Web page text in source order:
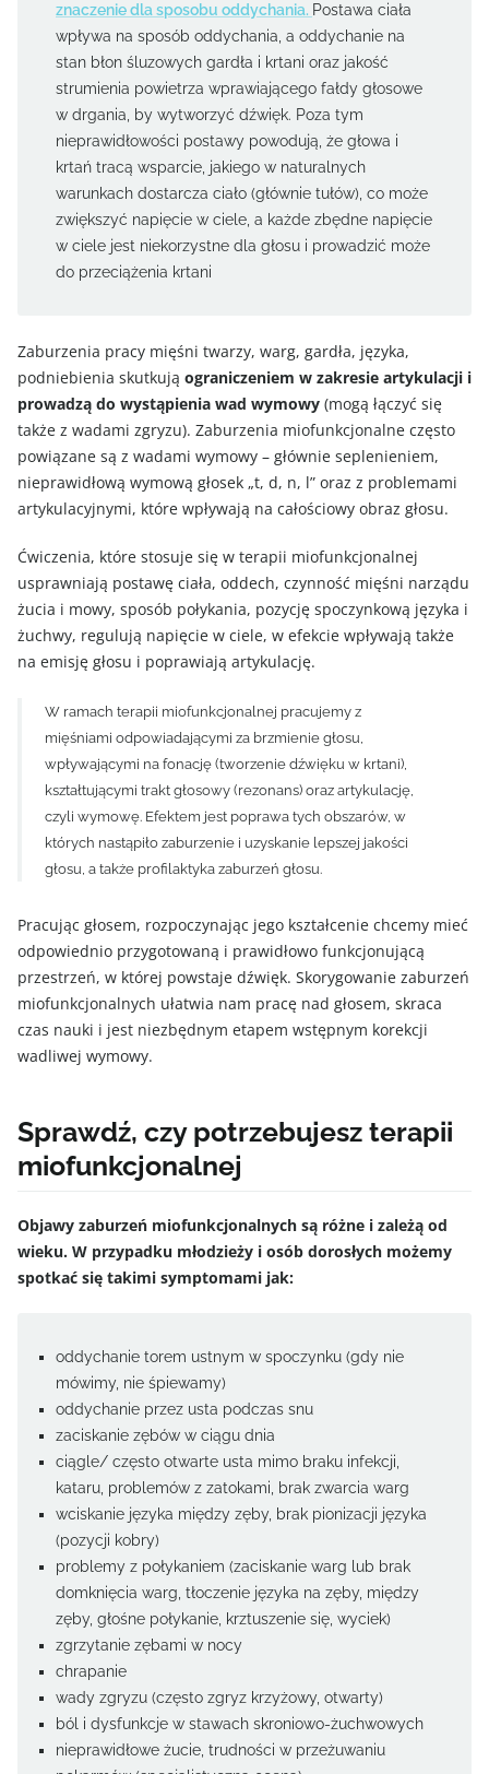
znaczenie dla sposobu oddychania. Postawa ciała
wpływa na sposób oddychania, a oddychanie na
stan błon śluzowych gardła i krtani oraz jakość
strumienia powietrza wprawiającego fałdy głosowe
w drgania, by wytworzyć dźwięk. Poza tym
nieprawidłowości postawy powodują, że głowa i
krtań tracą wsparcie, jakiego w naturalnych
warunkach dostarcza ciało (głównie tułów), co może
zwiększyć napięcie w ciele, a każde zbędne napięcie
w ciele jest niekorzystne dla głosu i prowadzić może
do przeciążenia krtani
Zaburzenia pracy mięśni twarzy, warg, gardła, języka,
podniebienia skutkują ograniczeniem w zakresie artykulacji i
prowadzą do wystąpienia wad wymowy (mogą łączyć się
także z wadami zgryzu). Zaburzenia miofunkcjonalne często
powiązane są z wadami wymowy – głównie seplenieniem,
nieprawidłową wymową głosek „t, d, n, l” oraz z problemami
artykulacyjnymi, które wpływają na całościowy obraz głosu.
Ćwiczenia, które stosuje się w terapii miofunkcjonalnej
usprawniają postawę ciała, oddech, czynność mięśni narządu
żucia i mowy, sposób połykania, pozycję spoczynkową języka i
żuchwy, regulują napięcie w ciele, w efekcie wpływają także
na emisję głosu i poprawiają artykulację.
W ramach terapii miofunkcjonalnej pracujemy z
mięśniami odpowiadającymi za brzmienie głosu,
wpływającymi na fonację (tworzenie dźwięku w krtani),
kształtującymi trakt głosowy (rezonans) oraz artykulację,
czyli wymowę. Efektem jest poprawa tych obszarów, w
których nastąpiło zaburzenie i uzyskanie lepszej jakości
głosu, a także profilaktyka zaburzeń głosu.
Pracując głosem, rozpoczynając jego kształcenie chcemy mieć
odpowiednio przygotowaną i prawidłowo funkcjonującą
przestrzeń, w której powstaje dźwięk. Skorygowanie zaburzeń
miofunkcjonalnych ułatwia nam pracę nad głosem, skraca
czas nauki i jest niezbędnym etapem wstępnym korekcji
wadliwej wymowy.
Sprawdź, czy potrzebujesz terapii
miofunkcjonalnej
Objawy zaburzeń miofunkcjonalnych są różne i zależą od
wieku. W przypadku młodzieży i osób dorosłych możemy
spotkać się takimi symptomami jak:
oddychanie torem ustnym w spoczynku (gdy nie
mówimy, nie śpiewamy)
oddychanie przez usta podczas snu
zaciskanie zębów w ciągu dnia
ciągle/ często otwarte usta mimo braku infekcji,
kataru, problemów z zatokami, brak zwarcia warg
wciskanie języka między zęby, brak pionizacji języka
(pozycji kobry)
problemy z połykaniem (zaciskanie warg lub brak
domknięcia warg, tłoczenie języka na zęby, między
zęby, głośne połykanie, krztuszenie się, wyciek)
zgrzytanie zębami w nocy
chrapanie
wady zgryzu (często zgryz krzyżowy, otwarty)
ból i dysfunkcje w stawach skroniowo-żuchwowych
nieprawidłowe żucie, trudności w przeżuwaniu